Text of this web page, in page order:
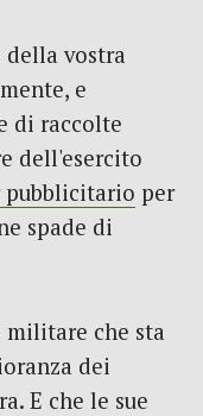
vostra
e
di raccolte
dell'esercito
pubblicitario per
spade di
militare che sta
dei
E che le sue